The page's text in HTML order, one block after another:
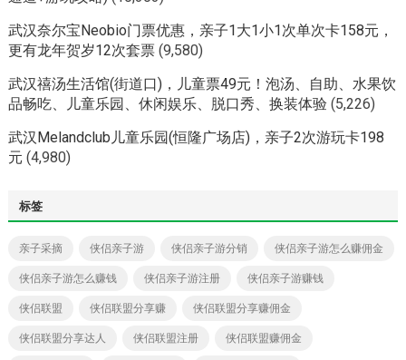
武汉奈尔宝Neobio门票优惠，亲子1大1小1次单次卡158元，
更有龙年贺岁12次套票 (9,580)
武汉禧汤生活馆(街道口)，儿童票49元！泡汤、自助、水果饮
品畅吃、儿童乐园、休闲娱乐、脱口秀、换装体验 (5,226)
武汉Melandclub儿童乐园(恒隆广场店)，亲子2次游玩卡198
元 (4,980)
标签
亲子采摘 侠侣亲子游 侠侣亲子游分销 侠侣亲子游怎么赚佣金
侠侣亲子游怎么赚钱 侠侣亲子游注册 侠侣亲子游赚钱
侠侣联盟 侠侣联盟分享赚 侠侣联盟分享赚佣金
侠侣联盟分享达人 侠侣联盟注册 侠侣联盟赚佣金